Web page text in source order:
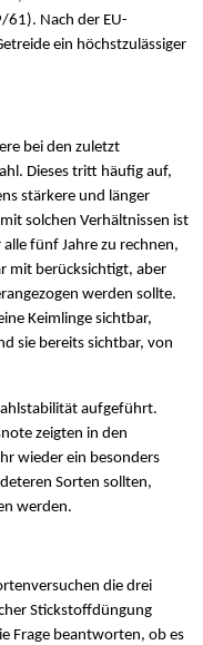
61). Nach der EU-
ein höchstzulässiger
bei den zuletzt
Dieses tritt häufig auf,
stärkere und länger
solchen Verhältnissen ist
fünf Jahre zu rechnen,
mit berücksichtigt, aber
werden sollte.
Keimlinge sichtbar,
sie bereits sichtbar, von
aufgeführt.
zeigten in den
wieder ein besonders
Sorten sollten,
werden.
die drei
Stickstoffdüngung
Frage beantworten, ob es